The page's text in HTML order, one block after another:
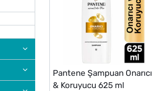
Pantene Şampuan Onarıcı
& Koruyucu 625 ml